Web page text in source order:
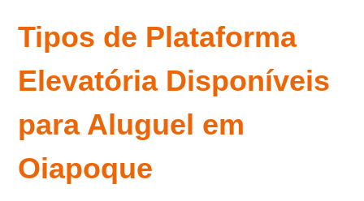
Tipos de Plataforma
Elevatória Disponíveis
para Aluguel em
Oiapoque